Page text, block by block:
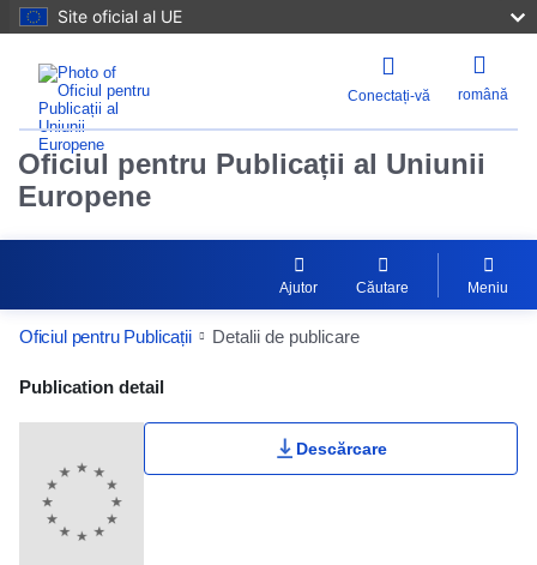
Site oficial al UE
Conectați-vă română
Oficiul pentru Publicații al Uniunii
Europene
Ajutor Căutare Meniu
Oficiul pentru Publicații Detalii de publicare
Publication Detail Actions Portlet
Publication detail
Descărcare